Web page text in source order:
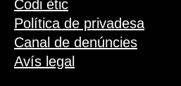
Codi ètic
Política de privadesa
Canal de denúncies
Avís legal